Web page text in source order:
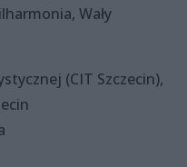
Wały
(CIT Szczecin),